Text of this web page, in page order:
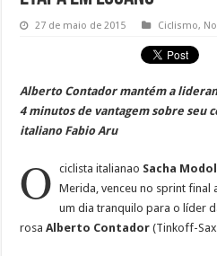
27 de maio de 2015 Ciclismo,
Alberto Contador mantém a
4 minutos de vantagem sobre seu
italiano Fabio Aru
O ciclista italianao Sacha
Merida, venceu no sprint final
um dia tranquilo para o líder
rosaAlberto Contador (Tinkoff-